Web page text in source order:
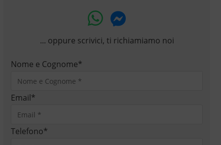
... oppure scrivici, ti richiamiamo noi
Nome e Cognome*
Email*
Telefono*